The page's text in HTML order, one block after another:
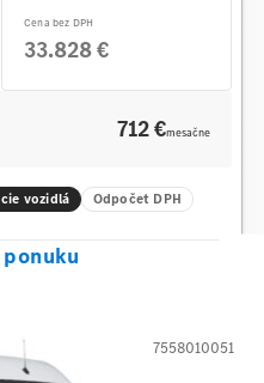
Cena bez DPH
33.828 €
712 €mesačne
vozidlá Odpočet DPH
7558010051